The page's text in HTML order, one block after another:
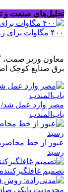
تحلیل‌های صنعت و
۴۰۰ مگاوات برای روشن نگه داشتن چراغ کسب‌وکار‌ها
برق صنایع کوچک
مصر وارد عمل شد/
باب‌المندب
عبور از خط محاصره
رسید
تصمیم